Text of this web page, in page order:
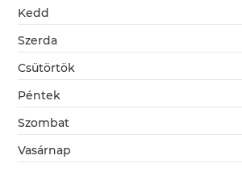
Kedd
Szerda
Csütörtök
Péntek
Szombat
Vasárnap